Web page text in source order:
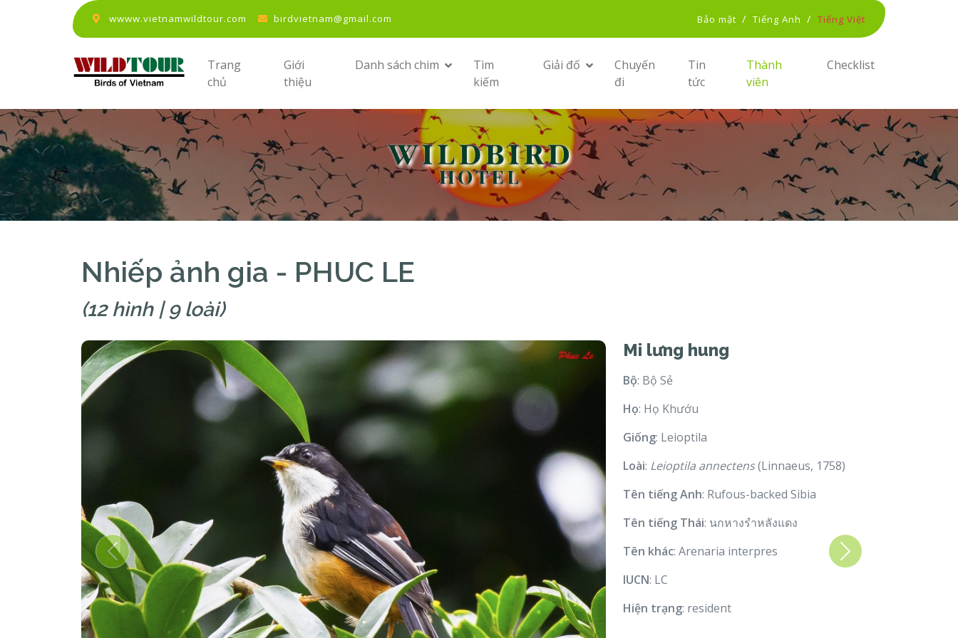
wwww.vietnamwildtour.com birdvietnam@gmail.com Bảo mật / Tiếng Anh / Tiếng Việt
Trang
chủ
Giới
thiệu
Danh sách chim
Tìm
kiếm
Giải đố
Chuyến
đi
Tin
tức
Thành
viên
Checklist
Nhiếp ảnh gia - PHUC LE
(12 hình | 9 loài)
Mi lưng hung
Bộ: Bộ Sẻ
Họ: Họ Khướu
Giống: Leioptila
Loài: Leioptila annectens(Linnaeus, 1758)
Tên tiếng Anh: Rufous-backed Sibia
Tên tiếng Thái: นกหางรำหลังแดง
Tên khác: Arenaria interpres
IUCN: LC
Hiện trạng: resident
Previous Next